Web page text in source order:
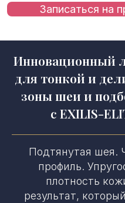
Записаться на
Инновационный
для тонкой и
зоны шеи и
с EXILIS-
Подтянутая шея.
профиль.
плотность
результат,